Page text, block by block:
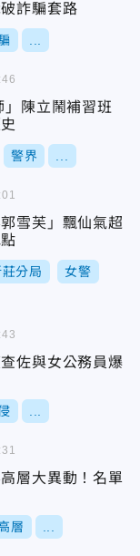
詐騙套路
」陳立鬧補習班
警界
雪芙」飄仙氣超
分局 女警
佐與女公務員爆
層大異動！名單
層